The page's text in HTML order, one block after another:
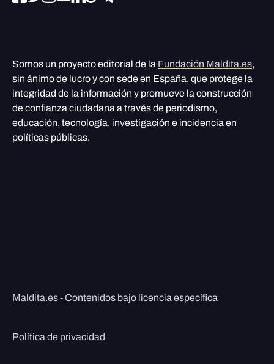
Somos un proyecto editorial de la Fundación Maldita.es,
sin ánimo de lucro y con sede en España, que protege la
integridad de la información y promueve la construcción
de confianza ciudadana a través de periodismo,
educación, tecnología, investigación e incidencia en
políticas públicas.
Maldita.es - Contenidos bajo licencia específica
Política de privacidad